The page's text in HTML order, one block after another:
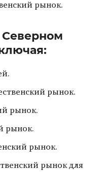
рынок.
Северном
рынок.
рынок.
рынок.
рынок.
рынок для